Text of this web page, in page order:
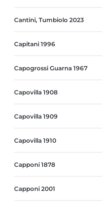
Cantini, Tumbiolo 2023
Capitani 1996
Capogrossi Guarna 1967
Capovilla 1908
Capovilla 1909
Capovilla 1910
Capponi 1878
Capponi 2001